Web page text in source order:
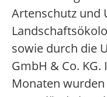
Artenschutz und
sowie durch die
GmbH & Co.
Monaten